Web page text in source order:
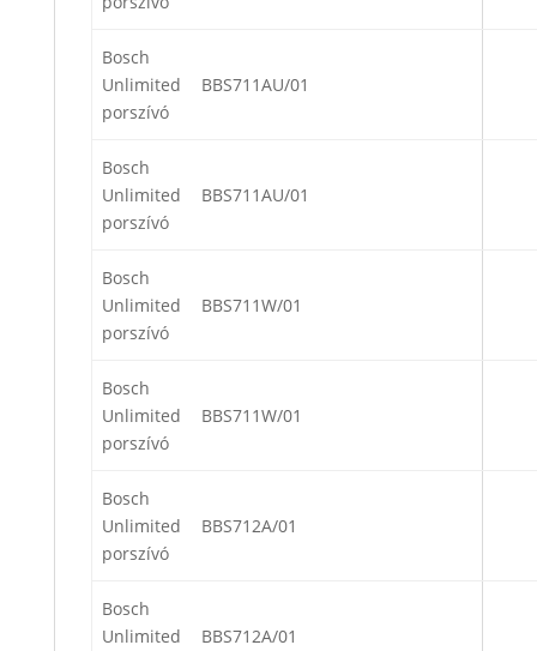
Bosch
Unlimited
porszívó
BBS711AU/01
Bosch
Unlimited
porszívó
BBS711AU/01
Bosch
Unlimited
porszívó
BBS711W/01
Bosch
Unlimited
porszívó
BBS711W/01
Bosch
Unlimited
porszívó
BBS712A/01
Bosch
Unlimited
BBS712A/01